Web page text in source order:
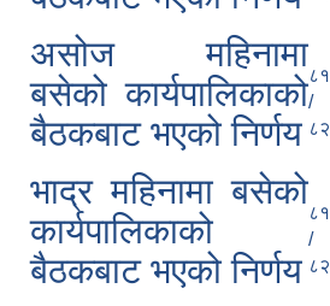
असोज महिनामा
बसेको कार्यपालिकाको
बैठकबाट भएको निर्णय
८१
/
८२
भाद्र महिनामा बसेको
कार्यपालिकाको
बैठकबाट भएको निर्णय
८१
/
८२